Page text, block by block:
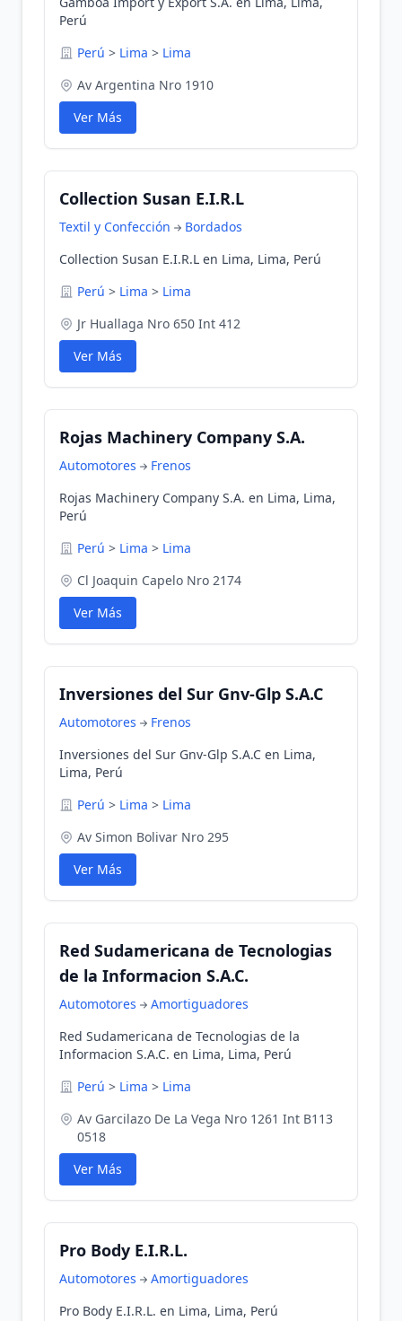
Perú
Perú > Lima > Lima
Av Argentina Nro 1910
Ver Más
Collection Susan E.I.R.L
Textil y Confección
Bordados
Collection Susan E.I.R.L en Lima, Lima, Perú
Perú > Lima > Lima
Jr Huallaga Nro 650 Int 412
Ver Más
Rojas Machinery Company S.A.
Automotores
Frenos
Rojas Machinery Company S.A. en Lima, Lima,
Perú
Perú > Lima > Lima
Cl Joaquin Capelo Nro 2174
Ver Más
Inversiones del Sur Gnv-Glp S.A.C
Automotores
Frenos
Inversiones del Sur Gnv-Glp S.A.C en Lima,
Lima, Perú
Perú > Lima > Lima
Av Simon Bolivar Nro 295
Ver Más
Red Sudamericana de Tecnologias
de la Informacion S.A.C.
Automotores
Amortiguadores
Red Sudamericana de Tecnologias de la
Informacion S.A.C. en Lima, Lima, Perú
Perú > Lima > Lima
Av Garcilazo De La Vega Nro 1261 Int B113
0518
Ver Más
Pro Body E.I.R.L.
Automotores
Amortiguadores
Pro Body E.I.R.L. en Lima, Lima, Perú